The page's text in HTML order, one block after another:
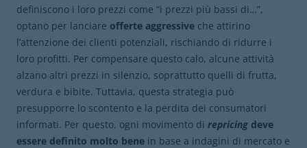
definiscono i loro prezzi come “i prezzi più bassi di…”,
optano per lanciare offerte aggressive che attirino
l’attenzione dei clienti potenziali, rischiando di ridurre i
loro profitti. Per compensare questo calo, alcune attività
alzano altri prezzi in silenzio, soprattutto quelli di frutta,
verdura e bibite. Tuttavia, questa strategia può
presupporre lo scontento e la perdita dei consumatori
informati. Per questo, ogni movimento di repricing deve
essere definito molto bene in base a indagini di mercato e